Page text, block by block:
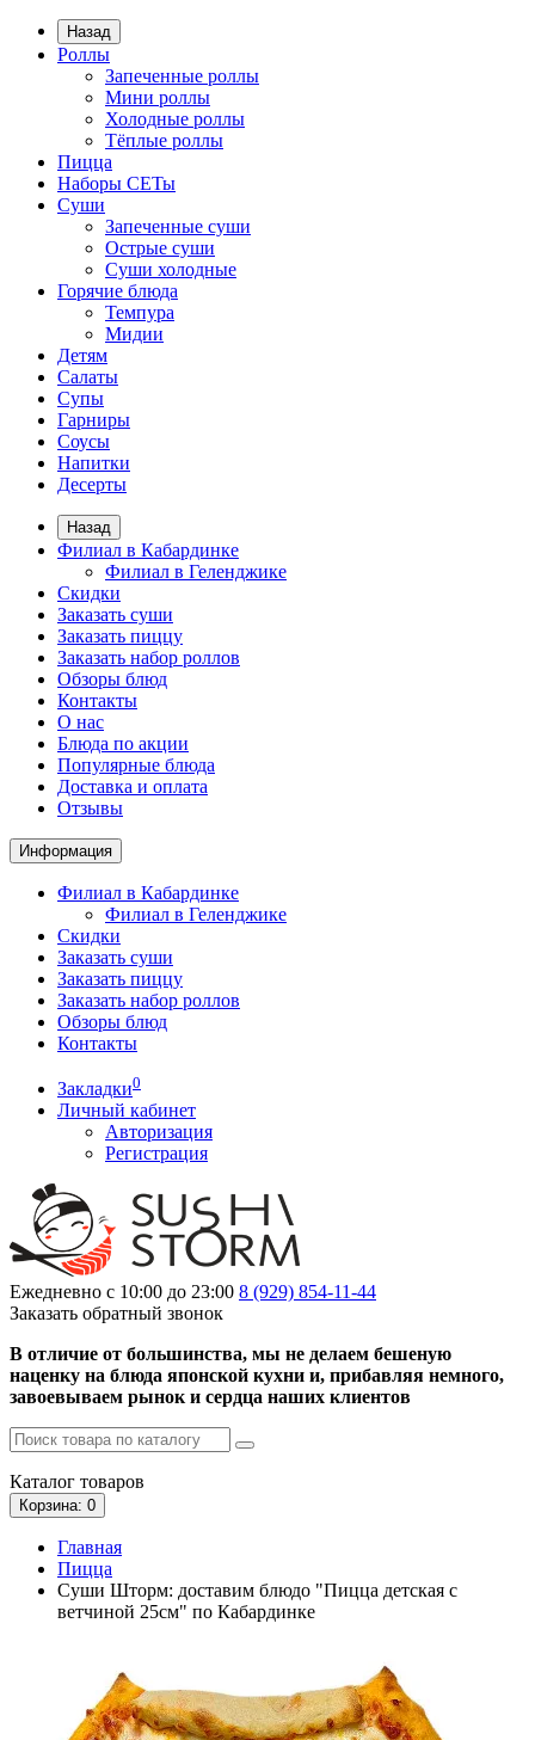
Назад
Роллы
Запеченные роллы
Мини роллы
Холодные роллы
Тёплые роллы
Пицца
Наборы СЕТы
Суши
Запеченные суши
Острые суши
Суши холодные
Горячие блюда
Темпура
Мидии
Детям
Салаты
Супы
Гарниры
Соусы
Напитки
Десерты
Назад
Филиал в Кабардинке
Филиал в Геленджике
Скидки
Заказать суши
Заказать пиццу
Заказать набор роллов
Обзоры блюд
Контакты
О нас
Блюда по акции
Популярные блюда
Доставка и оплата
Отзывы
Информация
Филиал в Кабардинке
Филиал в Геленджике
Скидки
Заказать суши
Заказать пиццу
Заказать набор роллов
Обзоры блюд
Контакты
Закладки0
Личный кабинет
Авторизация
Регистрация
Ежедневно с 10:00 до 23:00 8 (929) 854-11-44
Заказать обратный звонок
В отличие от большинства, мы не делаем бешеную
наценку на блюда японской кухни и, прибавляя немного,
завоевываем рынок и сердца наших клиентов
Каталог товаров
Корзина: 0
Главная
Пицца
Суши Шторм: доставим блюдо "Пицца детская с
ветчиной 25см" по Кабардинке